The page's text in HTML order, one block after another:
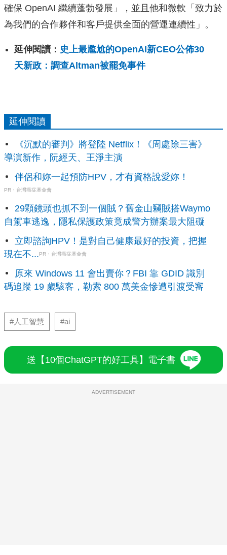
確保 OpenAI 繼續蓬勃發展」，並且他和微軟「致力於
為我們的合作夥伴和客戶提供全面的營運連續性」。
延伸閱讀： 史上最尷尬的OpenAI新CEO公佈30
天新政：調查Altman被罷免事件
延伸閱讀
《沉默的審判》將登陸 Netflix！《周處除三害》
導演新作，阮經天、王淨主演
伴侶和妳一起預防HPV，才有資格說愛妳！
PR・台灣癌症基金會
29顆鏡頭也抓不到一個賊？舊金山竊賊搭Waymo
自駕車逃逸，隱私保護政策竟成警方辦案最大阻礙
立即諮詢HPV！是對自己健康最好的投資，把握
現在不...PR・台灣癌症基金會
原來 Windows 11 會出賣你？FBI 靠 GDID 識別
碼追蹤 19 歲駭客，勒索 800 萬美金慘遭引渡受審
#人工智慧 #ai
送【10個ChatGPT的好工具】電子書
ADVERTISEMENT